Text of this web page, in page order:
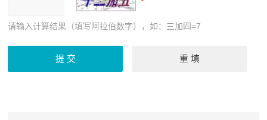
请输入计算结果（填写阿拉伯数字），如：三加四=7